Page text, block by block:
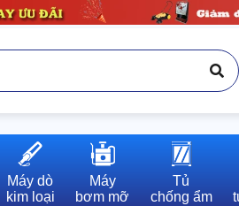
Máy dò
kim loại
Máy
bơm mỡ
Tủ
chống ẩm